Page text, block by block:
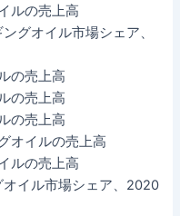
ルの売上高
グオイル市場シェア、
の売上高
の売上高
の売上高
オイルの売上高
ルの売上高
オイル市場シェア、2020